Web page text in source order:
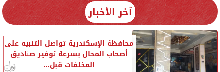
آخر الأخبار
محافظة الإسكندرية تواصل التنبيه على
أصحاب المحال بسرعة توفير صناديق
المخلفات قبل...